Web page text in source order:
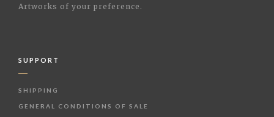
Artworks of your preference.
SUPPORT
SHIPPING
GENERAL CONDITIONS OF SALE